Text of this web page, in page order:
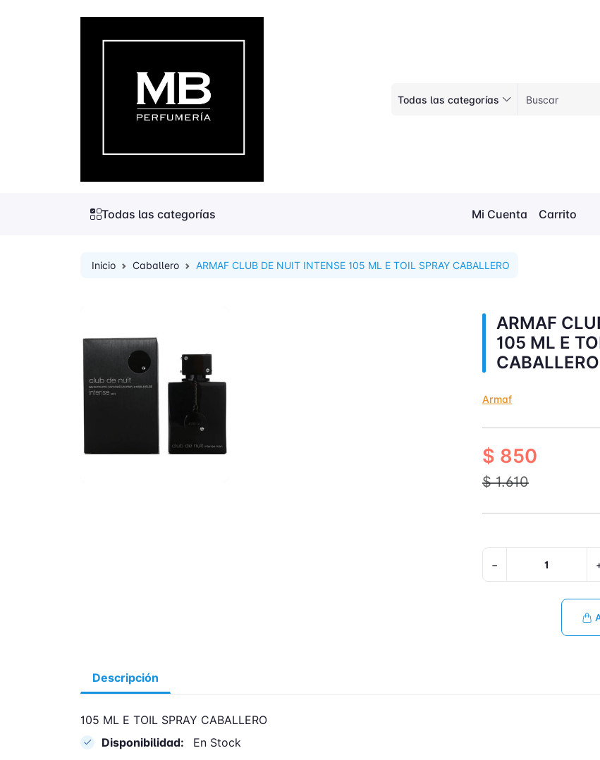
Todas las categorías
Todas las categorías Mi Cuenta Carrito
Inicio Caballero ARMAF CLUB DE NUIT INTENSE 105 ML E TOIL SPRAY CABALLERO
ARMAF
105 ML E
CABALLERO
Armaf
$ 850
$ 1.610
−
Descripción
105 ML E TOIL SPRAY CABALLERO
Disponibilidad:
En Stock